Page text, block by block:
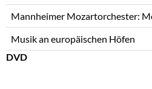
Mannheimer Mozartorchester:
Musik an europäischen Höfen
DVD